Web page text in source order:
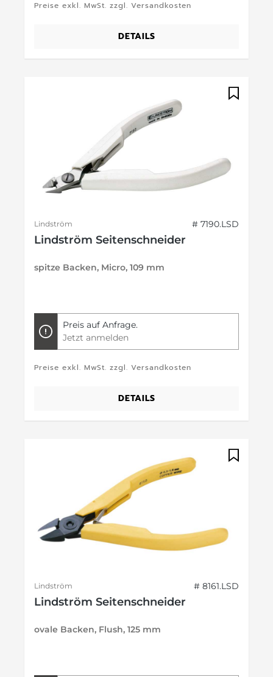
Preise exkl. MwSt. zzgl. Versandkosten
DETAILS
Lindström # 7190.LSD
Lindström Seitenschneider
spitze Backen, Micro, 109 mm
Preis auf Anfrage.
Jetzt anmelden
Preise exkl. MwSt. zzgl. Versandkosten
DETAILS
Lindström # 8161.LSD
Lindström Seitenschneider
ovale Backen, Flush, 125 mm